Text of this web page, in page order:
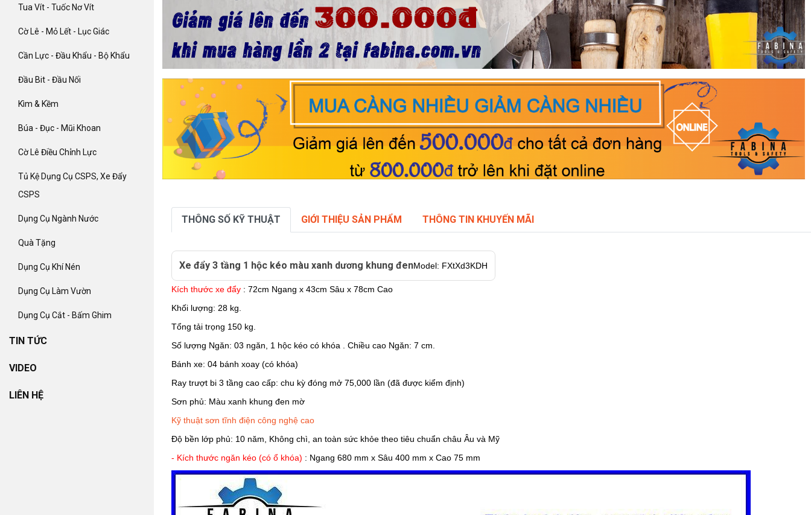
Tua Vít - Tuốc Nơ Vít
Cờ Lê - Mỏ Lết - Lục Giác
Cần Lực - Đầu Khẩu - Bộ Khẩu
Đầu Bit - Đầu Nối
Kìm & Kềm
Búa - Đục - Mũi Khoan
Cờ Lê Điều Chỉnh Lực
Tủ Kệ Dụng Cụ CSPS, Xe Đẩy
CSPS
Dụng Cụ Ngành Nước
Quà Tặng
Dụng Cụ Khí Nén
Dụng Cụ Làm Vườn
Dụng Cụ Cắt - Bấm Ghim
TIN TỨC
VIDEO
LIÊN HỆ
THÔNG SỐ KỸ THUẬT GIỚI THIỆU SẢN PHẨM THÔNG TIN KHUYẾN MÃI
Xe đẩy 3 tầng 1 hộc kéo màu xanh dương khung đenModel: FXtXd3KDH
Kích thước xe đẩy : 72cm Ngang x 43cm Sâu x 78cm Cao
Khối lượng: 28 kg.
Tổng tải trọng 150 kg.
Số lượng Ngăn: 03 ngăn, 1 hộc kéo có khóa . Chiều cao Ngăn: 7 cm.
Bánh xe: 04 bánh xoay (có khóa)
Ray trượt bi 3 tầng cao cấp: chu kỳ đóng mở 75,000 lần (đã được kiểm định)
Sơn phủ: Màu xanh khung đen mờ
Kỹ thuật sơn tĩnh điện công nghệ cao
Độ bền lớp phủ: 10 năm, Không chì, an toàn sức khỏe theo tiêu chuẩn châu Âu và Mỹ
- Kích thước ngăn kéo (có ổ khóa) : Ngang 680 mm x Sâu 400 mm x Cao 75 mm